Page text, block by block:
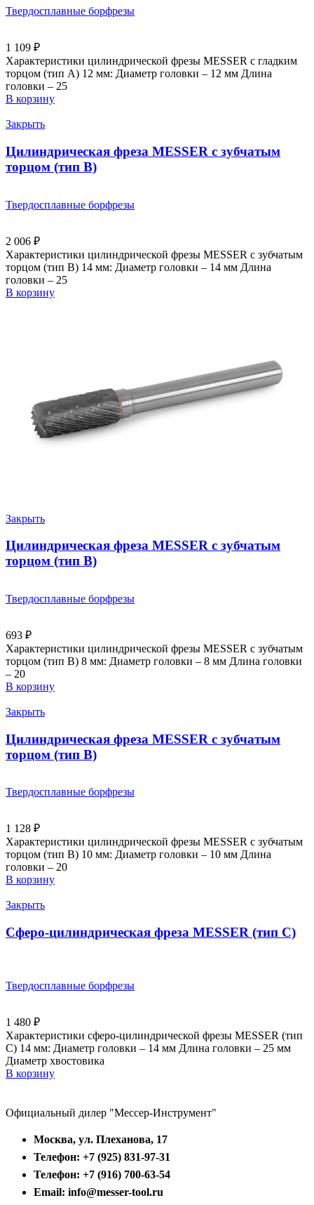
Твердосплавные борфрезы
1 109 ₽
Характеристики цилиндрической фрезы MESSER с гладким
торцом (тип А) 12 мм: Диаметр головки – 12 мм Длина
головки – 25
В корзину
Закрыть
Цилиндрическая фреза MESSER с зубчатым
торцом (тип В)
Твердосплавные борфрезы
2 006 ₽
Характеристики цилиндрической фрезы MESSER с зубчатым
торцом (тип B) 14 мм: Диаметр головки – 14 мм Длина
головки – 25
В корзину
Закрыть
Цилиндрическая фреза MESSER с зубчатым
торцом (тип B)
Твердосплавные борфрезы
693 ₽
Характеристики цилиндрической фрезы MESSER с зубчатым
торцом (тип B) 8 мм: Диаметр головки – 8 мм Длина головки
– 20
В корзину
Закрыть
Цилиндрическая фреза MESSER с зубчатым
торцом (тип В)
Твердосплавные борфрезы
1 128 ₽
Характеристики цилиндрической фрезы MESSER с зубчатым
торцом (тип B) 10 мм: Диаметр головки – 10 мм Длина
головки – 20
В корзину
Закрыть
Сферо-цилиндрическая фреза MESSER (тип C)
Твердосплавные борфрезы
1 480 ₽
Характеристики сферо-цилиндрической фрезы MESSER (тип
C) 14 мм: Диаметр головки – 14 мм Длина головки – 25 мм
Диаметр хвостовика
В корзину
Официальный дилер "Мессер-Инструмент"
Москва, ул. Плеханова, 17
Телефон: +7 (925) 831-97-31
Телефон: +7 (916) 700-63-54
Email: info@messer-tool.ru